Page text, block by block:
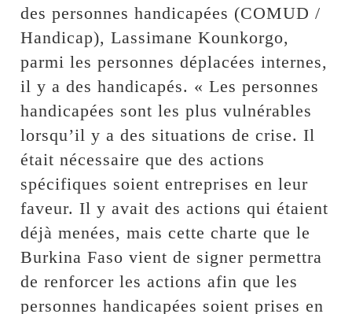
des personnes handicapées (COMUD /
Handicap), Lassimane Kounkorgo,
parmi les personnes déplacées internes,
il y a des handicapés. « Les personnes
handicapées sont les plus vulnérables
lorsqu’il y a des situations de crise. Il
était nécessaire que des actions
spécifiques soient entreprises en leur
faveur. Il y avait des actions qui étaient
déjà menées, mais cette charte que le
Burkina Faso vient de signer permettra
de renforcer les actions afin que les
personnes handicapées soient prises en